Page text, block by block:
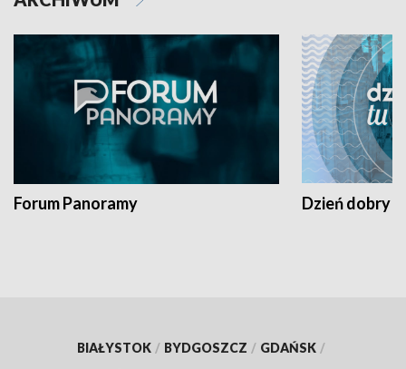
Forum Panoramy Dzień dobry
BIAŁYSTOK / BYDGOSZCZ / GDAŃSK /